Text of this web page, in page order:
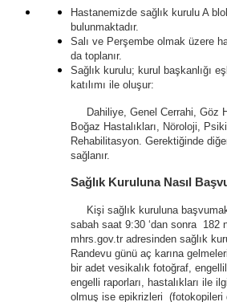
Hastanemizde sağlık kurulu A
bulunmaktadır.
Salı ve Perşembe olmak üzere
da toplanır.
Sağlık kurulu; kurul başkanlığı
katılımı ile oluşur:
Dahiliye, Genel Cerrahi, Göz
Boğaz Hastalıkları, Nöroloji,
Rehabilitasyon. Gerektiğinde
sağlanır.
Sağlık Kuruluna Nasıl
Kişi sağlık kuruluna
sabah saat 9:30 ‘dan sonra 182
mhrs.gov.tr adresinden sağlık
Randevu günü aç karına
bir adet vesikalık fotoğraf,
engelli raporları, hastalıkları ile
olmuş ise epikrizleri